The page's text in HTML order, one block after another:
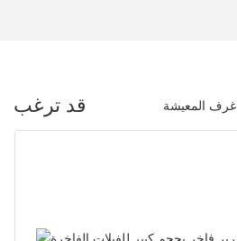
قد ترغب غرف المعيشة